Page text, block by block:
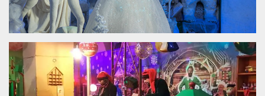
generico
utilizzato per
mantenere le
variabili di
Normalmente è
un numero
generato in
modo casuale, il
modo in cui
viene utilizzato